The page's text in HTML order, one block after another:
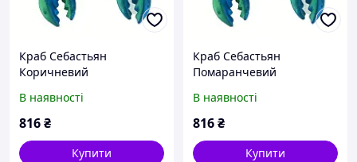
Краб Себастьян
Коричневий
В наявності
816₴
Купити
Краб Себастьян
Помаранчевий
В наявності
816₴
Купити